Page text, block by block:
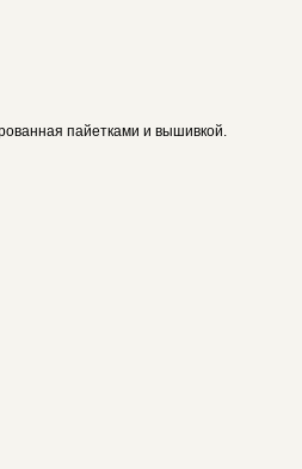
пайетками и вышивкой.